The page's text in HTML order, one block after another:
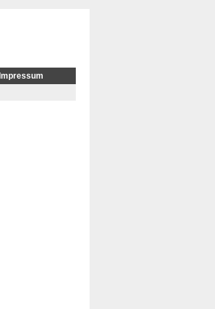
Impressum